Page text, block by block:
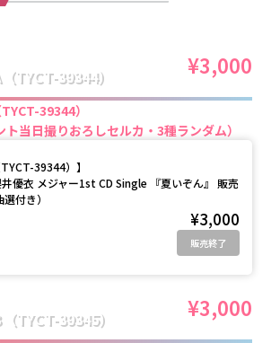
TYCT-39344） ¥3,000
39344）
ト当日撮りおろしセルカ・3種ランダム）
39344） 】
優衣 メジャー1st CD Single 『夏いぞん』 販売
付き）
¥3,000
販売終了
TYCT-39345） ¥3,000